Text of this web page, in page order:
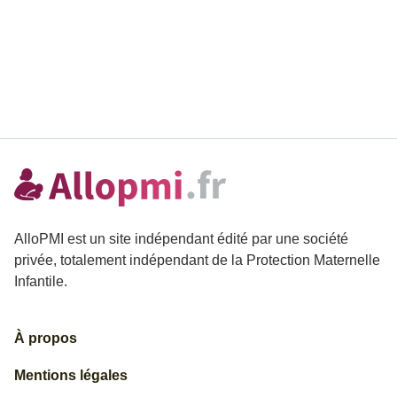
AlloPMI est un site indépendant édité par une société
privée, totalement indépendant de la Protection Maternelle
Infantile.
À propos
Mentions légales